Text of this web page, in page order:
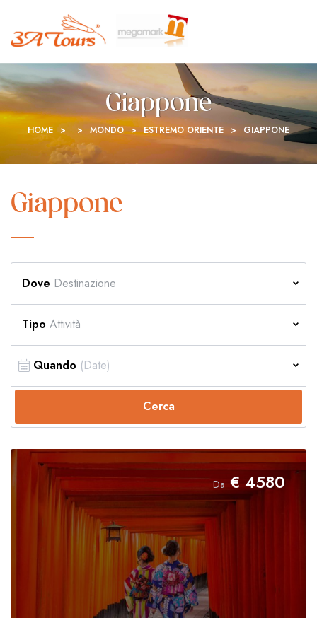
Giappone
HOME > > MONDO > ESTREMO ORIENTE > GIAPPONE
Giappone
Dove Destinazione
Tipo Attività
Quando
Cerca
Da € 4580